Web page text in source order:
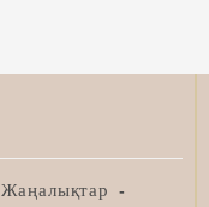
Жаңалықтар